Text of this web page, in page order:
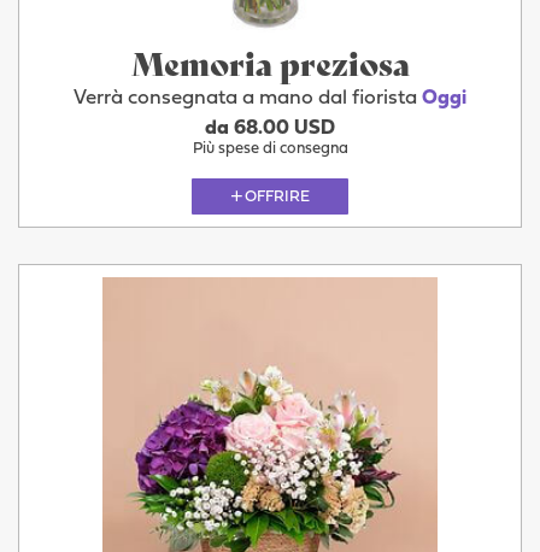
Memoria preziosa
Verrà consegnata a mano dal fiorista Oggi
da 68.00 USD
Più spese di consegna
OFFRIRE